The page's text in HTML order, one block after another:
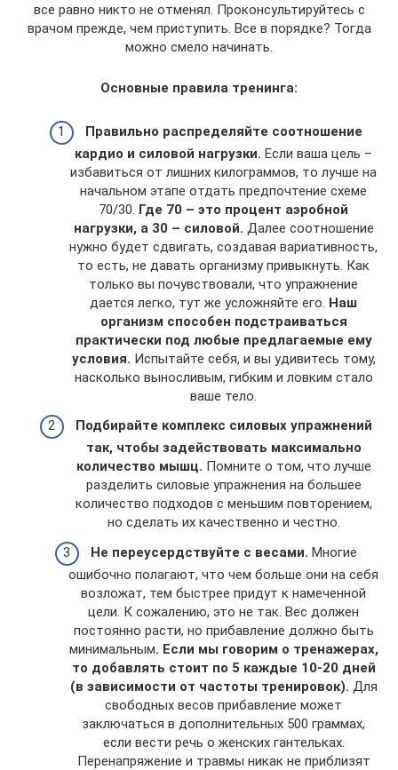
все равно никто не отменял. Проконсультируйтесь с
врачом прежде, чем приступить. Все в порядке? Тогда
можно смело начинать.
Основные правила тренинга:
Правильно распределяйте соотношение
кардио и силовой нагрузки. Если ваша цель –
избавиться от лишних килограммов, то лучше на
начальном этапе отдать предпочтение схеме
70/30. Где 70 – это процент аэробной
нагрузки, а 30 – силовой. Далее соотношение
нужно будет сдвигать, создавая вариативность,
то есть, не давать организму привыкнуть. Как
только вы почувствовали, что упражнение
дается легко, тут же усложняйте его. Наш
организм способен подстраиваться
практически под любые предлагаемые ему
условия. Испытайте себя, и вы удивитесь тому,
насколько выносливым, гибким и ловким стало
ваше тело.
Подбирайте комплекс силовых упражнений
так, чтобы задействовать максимально
количество мышц. Помните о том, что лучше
разделить силовые упражнения на большее
количество подходов с меньшим повторением,
но сделать их качественно и честно.
Не переусердствуйте с весами. Многие
ошибочно полагают, что чем больше они на себя
возложат, тем быстрее придут к намеченной
цели. К сожалению, это не так. Вес должен
постоянно расти, но прибавление должно быть
минимальным. Если мы говорим о тренажерах,
то добавлять стоит по 5 каждые 10-20 дней
(в зависимости от частоты тренировок). Для
свободных весов прибавление может
заключаться в дополнительных 500 граммах,
если вести речь о женских гантельках.
Перенапряжение и травмы никак не приблизят